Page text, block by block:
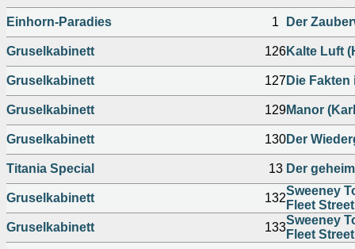
Einhorn-Paradies 1 Der
Gruselkabinett 126Kalte Luft
Gruselkabinett 127 Die Fakten
Gruselkabinett 129Manor
Gruselkabinett 130Der
Titania Special 13 Der
Gruselkabinett 132
Sweeney
Fleet
Gruselkabinett
133
Sweeney
Fleet